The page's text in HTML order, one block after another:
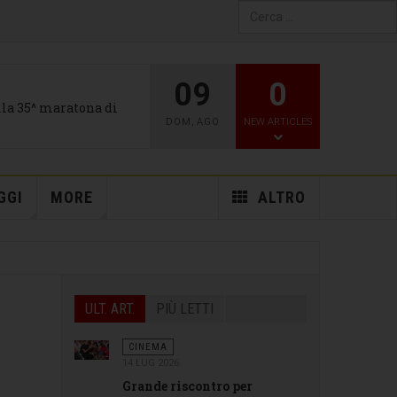
for results.
35^ maratona di
09
DOM , AGO
0
NEW ARTICLES
ALTRO
MORE
ULT. ART. PIÙ LETTI
CINEMA
Grande riscontro per